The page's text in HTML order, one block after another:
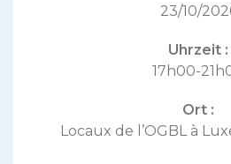
23/10/
Uhrzeit :
17h00-
Ort :
Locaux de l’OGBL à